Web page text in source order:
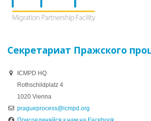
Секретариат Пражского
ICMPD HQ
Rothschildplatz 4
1020 Vienna
pragueprocess@icmpd.org